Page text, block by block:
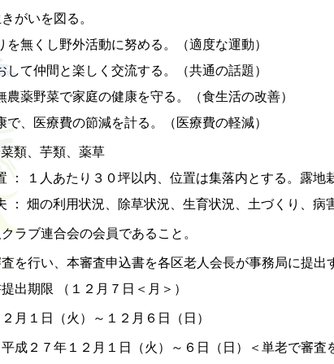
がいを図る。
を無くし野外活動に努める。（適度な運動）
して仲間と楽しく交流する。（共通の話題）
農薬野菜で家庭の健康を守る。（食生活の改善）
で、医療費の節減を計る。（医療費の軽減）
類、芋類、薬草
： １人あたり３０坪以内、位置は集落内とする。露地
： 畑の利用状況、除草状況、生育状況、土づくり、病
ラブ連合会の会員であること。
を行い、本審査申込書を各区老人会長が事務局に提出
出期限 （１２月７日＜月＞）
月１日（火）～１２月６日（日）
成２７年１２月１日（火）～６日（日）＜単老で審査